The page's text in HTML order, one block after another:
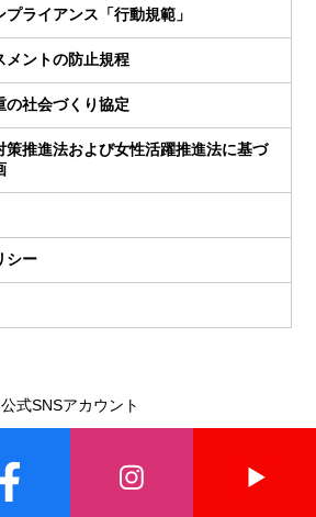
ライアンス「行動規範」
メントの防止規程
の社会づくり協定
策推進法および女性活躍推進法に基づ
シー
公式SNSアカウント